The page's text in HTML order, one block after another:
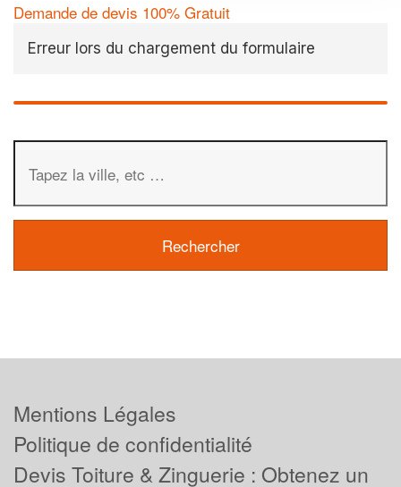
Demande de devis 100% Gratuit
Erreur lors du chargement du formulaire
Mentions Légales
Politique de confidentialité
Devis Toiture & Zinguerie : Obtenez un